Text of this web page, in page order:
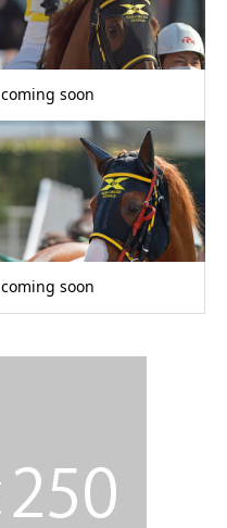
coming soon
coming soon